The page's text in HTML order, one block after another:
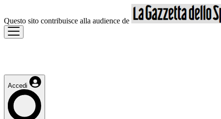
Questo sito contribuisce alla audience de
Accedi